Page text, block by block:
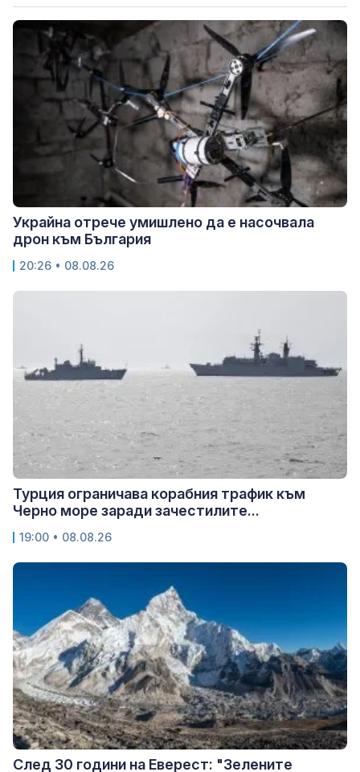
Украйна отрече умишлено да е насочвала
дрон към България
20:26 • 08.08.26
Турция ограничава корабния трафик към
Черно море заради зачестилите...
19:00 • 08.08.26
След 30 години на Еверест: "Зелените